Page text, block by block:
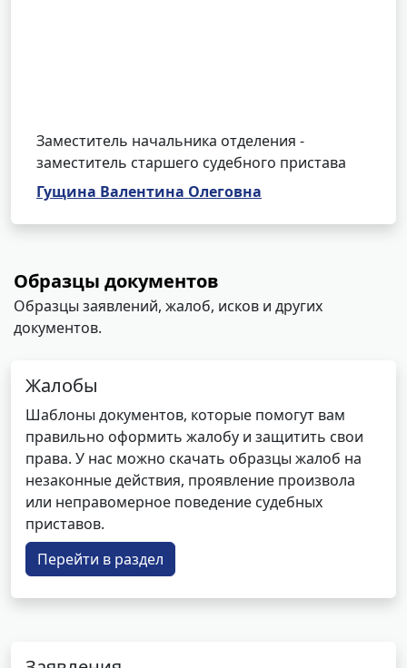
Заместитель начальника отделения -
заместитель старшего судебного пристава
Гущина Валентина Олеговна
Образцы документов
Образцы заявлений, жалоб, исков и других
документов.
Жалобы
Шаблоны документов, которые помогут вам
правильно оформить жалобу и защитить свои
права. У нас можно скачать образцы жалоб на
незаконные действия, проявление произвола
или неправомерное поведение судебных
приставов.
Перейти в раздел